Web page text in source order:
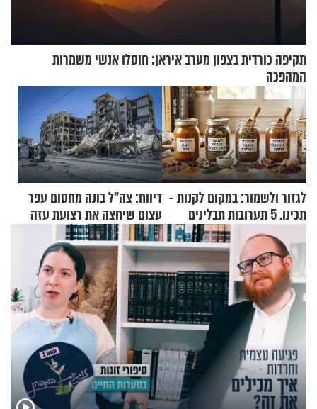
תקיפה כורדית בצפון מערב איראן: חוסלו אנשי משמרות
המהפכה
לגזור ולשמור: במקום לקנות -
תכינו. 5 תערובות תבלינים
שמתאימות להכל
דיווח: צה"ל בונה מחסום עפר
עצום שיחצה את רצועת עזה
לשניים